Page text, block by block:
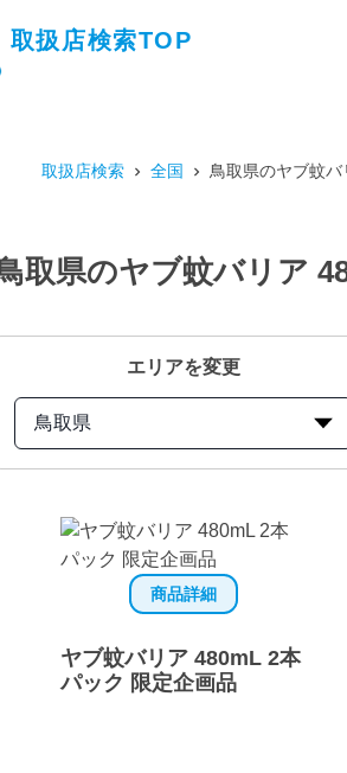
取扱店検索TOP
取扱店検索 全国 鳥取県のヤブ蚊
取県のヤブ蚊バリア
エリアを変更
鳥取県
商品詳細
ヤブ蚊バリア 480mL 2本
パック 限定企画品